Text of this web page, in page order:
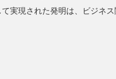
実現された発明は、ビジネス